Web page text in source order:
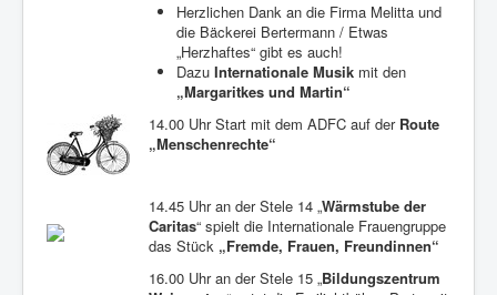
Herzlichen Dank an die Firma Melitta und
die Bäckerei Bertermann / Etwas
„Herzhaftes“ gibt es auch!
Dazu Internationale Musik mit den
„Margaritkes und Martin“
14.00 Uhr Start mit dem ADFC auf der Route
„Menschenrechte“
14.45 Uhr an der Stele 14 „Wärmstube der
Caritas“ spielt die Internationale Frauengruppe
das Stück „Fremde, Frauen, Freundinnen“
16.00 Uhr an der Stele 15 „Bildungszentrum